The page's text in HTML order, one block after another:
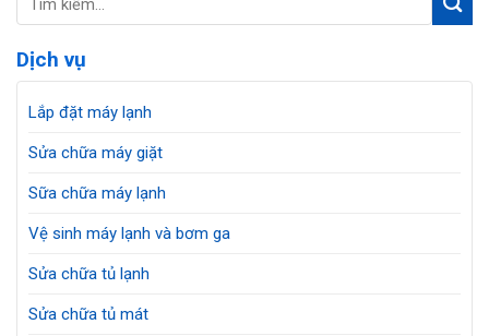
Dịch vụ
Lắp đặt máy lạnh
Sửa chữa máy giặt
Sữa chữa máy lạnh
Vệ sinh máy lạnh và bơm ga
Sửa chữa tủ lạnh
Sửa chữa tủ mát